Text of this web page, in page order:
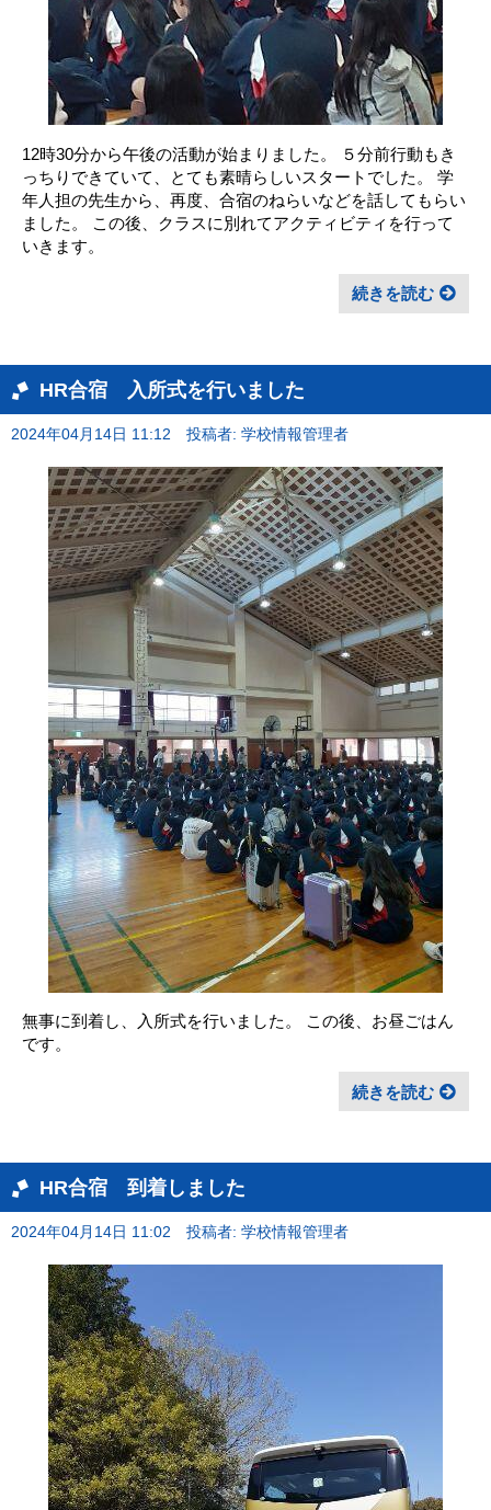
12時30分から午後の活動が始まりました。 ５分前行動もき
っちりできていて、とても素晴らしいスタートでした。 学
年人担の先生から、再度、合宿のねらいなどを話してもらい
ました。 この後、クラスに別れてアクティビティを行って
いきます。
続きを読む
HR合宿 入所式を行いました
2024年04月14日 11:12 投稿者: 学校情報管理者
無事に到着し、入所式を行いました。 この後、お昼ごはん
です。
続きを読む
HR合宿 到着しました
2024年04月14日 11:02 投稿者: 学校情報管理者